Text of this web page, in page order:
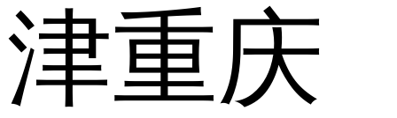
津重庆